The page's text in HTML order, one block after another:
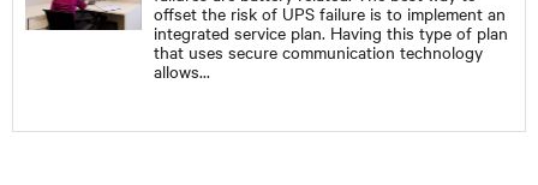
offset the risk of UPS failure is to implement an
integrated service plan. Having this type of plan
that uses secure communication technology
allows...